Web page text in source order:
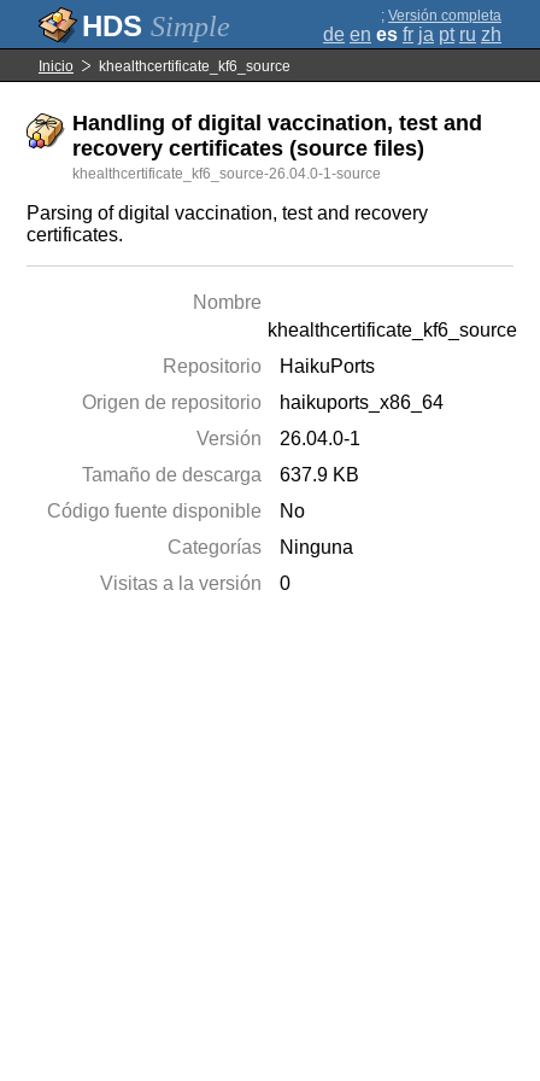
Simple ; Versión completa
de en es fr ja pt ru zh
Inicio khealthcertificate_kf6_source
Handling of digital vaccination, test and
recovery certificates (source files)
khealthcertificate_kf6_source-26.04.0-1-source
Parsing of digital vaccination, test and recovery
certificates.
Nombre
khealthcertificate_kf6_source
Repositorio
HaikuPorts
Origen de repositorio
haikuports_x86_64
Versión
26.04.0-1
Tamaño de descarga
637.9 KB
Código fuente disponible
No
Categorías
Ninguna
Visitas a la versión
0